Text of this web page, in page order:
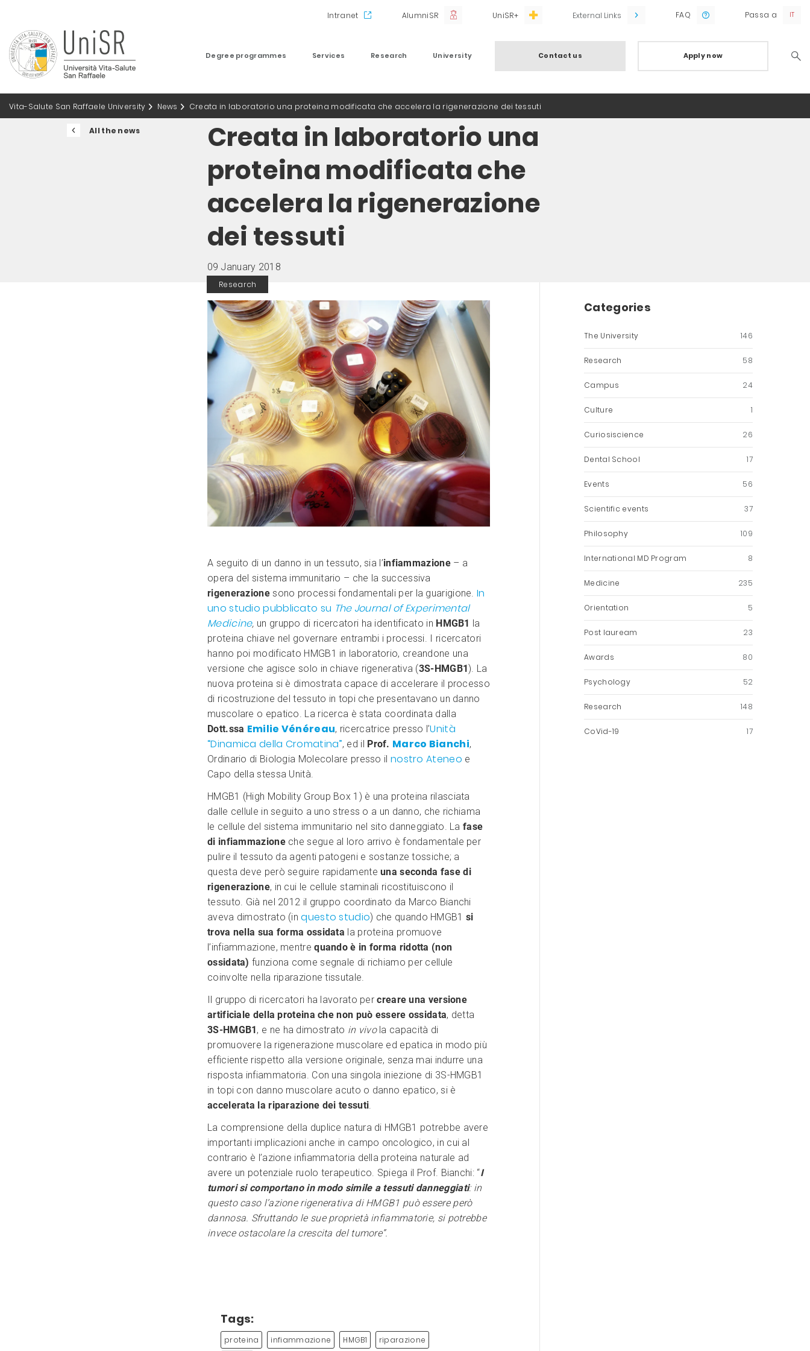
Intranet AlumniSR UniSR+ External Links FAQ Passa a
Degree programmes Services Research University Contact us Apply now
Vita-Salute San Raffaele University News Creata in laboratorio una proteina modificata che accelera la rigenerazione dei tessuti
All the news
Creata in laboratorio una
proteina modificata che
accelera la rigenerazione
dei tessuti
09 January 2018
Research
A seguito di un danno in un tessuto, sia l’infiammazione– a
opera del sistema immunitario – che la successiva
rigenerazionesono processi fondamentali per la guarigione.In
uno studio pubblicato su The Journal of Experimental
Medicine, un gruppo di ricercatori ha identificato in HMGB1
la
proteina chiave nel governare entrambi i processi. I ricercatori
hanno poi modificato HMGB1 in laboratorio, creandone una
versione che agisce solo in chiave rigenerativa (3S-HMGB1 ). La
nuova proteina si è dimostrata capace di accelerare il processo
di ricostruzione del tessuto in topi che presentavano un danno
muscolare o epatico. La ricerca è stata coordinata dalla
Dott.ssa Emilie Vénéreau, ricercatrice presso l’Unità
“Dinamica della Cromatina”, ed il Prof. Marco Bianchi,
Ordinario di Biologia Molecolare presso il nostro Ateneo e
Capo della stessa Unità.
HMGB1 (High Mobility Group Box 1) è una proteina rilasciata
dalle cellule in seguito a uno stress o a un danno, che richiama
le cellule del sistema immunitario nel sito danneggiato. Lafase
di infiammazioneche segue al loro arrivo è fondamentale per
pulire il tessuto da agenti patogeni e sostanze tossiche; a
questa deve però seguire rapidamenteuna seconda fase di
rigenerazione, in cui le cellule staminali ricostituiscono il
tessuto. Già nel 2012 il gruppo coordinato da Marco Bianchi
aveva dimostrato (inquesto studio) che quando HMGB1 si
trova nella sua forma ossidata la proteina promuove
l’infiammazione, mentrequando è in forma ridotta (non
ossidata)funziona come segnale di richiamo per cellule
coinvolte nella riparazione tissutale.
Il gruppo di ricercatori ha lavorato percreare una versione
artificiale della proteina che non può essere ossidata, detta
3S-HMGB1 , e ne ha dimostrato in vivo la capacità di
promuovere la rigenerazione muscolare ed epatica in modo più
efficiente rispetto alla versione originale, senza mai indurre una
risposta infiammatoria. Con una singola iniezione di 3S-HMGB1
in topi con danno muscolare acuto o danno epatico, si è
accelerata la riparazione dei tessuti.
La comprensione della duplice natura di HMGB1 potrebbe avere
importanti implicazioni anche in campo oncologico, in cui al
contrario è l’azione infiammatoria della proteina naturale ad
avere un potenziale ruolo terapeutico. Spiega il Prof. Bianchi: “I
tumori si comportano in modo simile a tessuti danneggiati: in
questo caso l’azione rigenerativa di HMGB1 può essere però
dannosa. Sfruttando le sue proprietà infiammatorie, si potrebbe
invece ostacolare la crescita del tumore”.
Tags:
proteina infiammazione HMGB1
riparazione
Categories
The University 146
Research 58
Campus 24
Culture 1
Curiosiscience 26
Dental School 17
Events 56
Scientific events 37
Philosophy 109
International MD Program 8
Medicine 235
Orientation 5
Post lauream 23
Awards 80
Psychology 52
Research 148
CoVid-19 17